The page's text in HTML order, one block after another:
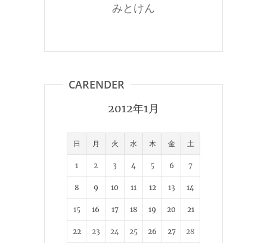
みとけん
CARENDER
2012年1月
日 月 火 水 木 金 土
1 2 3 4 5 6 7
8 9 10 11 12 13 14
15 16 17 18 19 20 21
22 23 24 25 26 27 28